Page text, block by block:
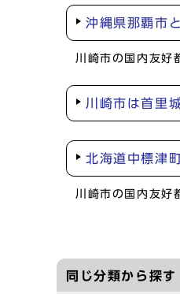
沖縄県那覇市
川崎市の国内友好
川崎市は首里
北海道中標津
川崎市の国内友好
同じ分類から探す